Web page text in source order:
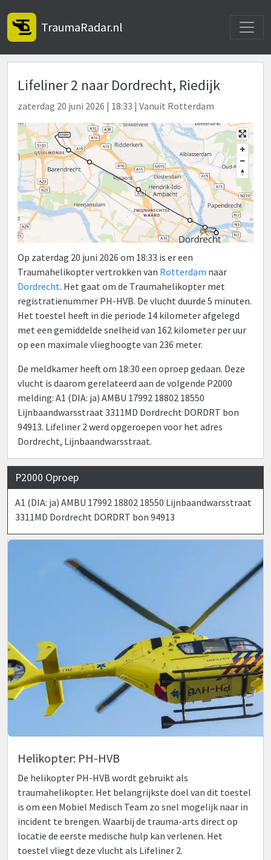
TraumaRadar.nl
Lifeliner 2 naar Dordrecht, Riedijk
zaterdag 20 juni 2026 | 18:33 | Vanuit Rotterdam
Op zaterdag 20 juni 2026 om 18:33 is er een
Traumahelikopter vertrokken van Rotterdam naar
Dordrecht. Het gaat om de Traumahelikopter met
registratienummer PH-HVB. De vlucht duurde 5 minuten.
Het toestel heeft in die periode 14 kilometer afgelegd
met een gemiddelde snelheid van 162 kilometer per uur
op een maximale vlieghoogte van 236 meter.
De meldkamer heeft om 18:30 een oproep gedaan. Deze
vlucht is daarom gerelateerd aan de volgende P2000
melding: A1 (DIA: ja) AMBU 17992 18802 18550
Lijnbaandwarsstraat 3311MD Dordrecht DORDRT bon
94913. Lifeliner 2 werd opgeroepen voor het adres
Dordrecht, Lijnbaandwarsstraat.
P2000 Oproep
A1 (DIA: ja) AMBU 17992 18802 18550 Lijnbaandwarsstraat
3311MD Dordrecht DORDRT bon 94913
Helikopter: PH-HVB
De helikopter PH-HVB wordt gebruikt als
traumahelikopter. Het belangrijkste doel van dit toestel
is om een Mobiel Medisch Team zo snel mogelijk naar in
incident te brengen. Waarbij de trauma-arts direct op
locatie de eerste medische hulp kan verlenen. Het
toestel vliegt deze vlucht als Lifeliner 2.